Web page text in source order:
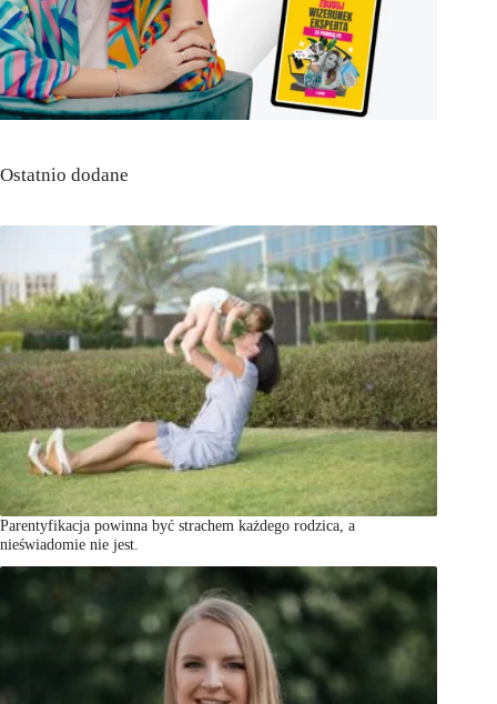
Ostatnio dodane
Parentyfikacja powinna być strachem każdego rodzica, a
nieświadomie nie jest.